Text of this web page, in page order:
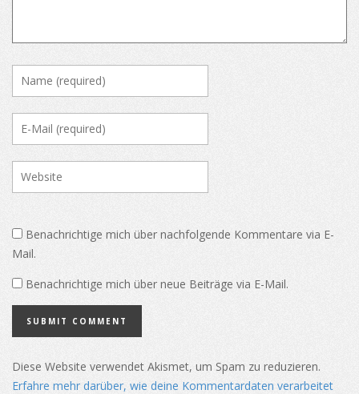
Benachrichtige mich über nachfolgende Kommentare via E-
Mail.
Benachrichtige mich über neue Beiträge via E-Mail.
Diese Website verwendet Akismet, um Spam zu reduzieren.
Erfahre mehr darüber, wie deine Kommentardaten verarbeitet